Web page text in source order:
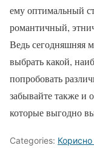
ему оптимальный
романтичный,
Ведь сегодняшняя
выбрать какой,
попробовать
забывайте также и
которые выгодно
Categories: Корисно